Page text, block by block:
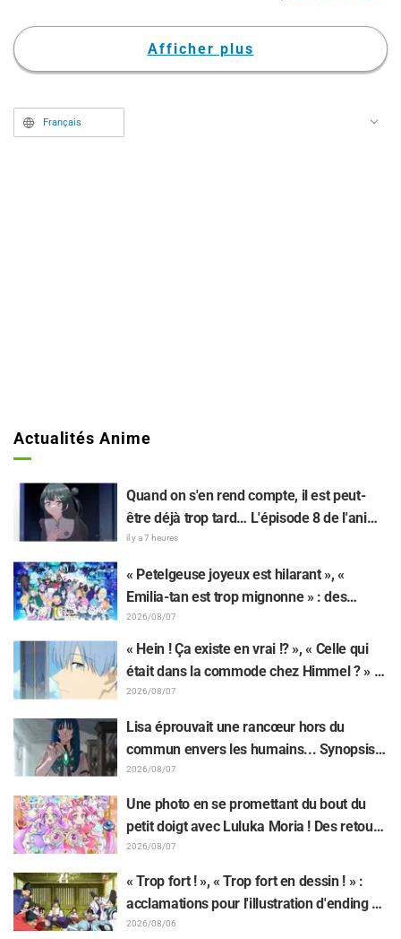
jugé « beaucoup trop Yushiro ».
Afficher plus
Français
Actualités Anime
Quand on s'en rend compte, il est peut-
être déjà trop tard… L'épisode 8 de l'anime
« BanG Dream! Yume∞Mita » dévoile son
il y a 7 heures
« Petelgeuse joyeux est hilarant », «
Emilia-tan est trop mignonne » : des
réactions enthousiastes après la
révélation du visuel de l'événement des 10
ans de l'anime « Re:Zero - Starting Life in
Another World »
2026/08/07
« Hein ! Ça existe en vrai !? », « Celle qui
était dans la commode chez Himmel ? » :
l’exposition de la « corne du Dragon Noir »
apparue dans l’épisode 1 de « Frieren »
laisse les fans stupéfaits
2026/08/07
Lisa éprouvait une rancœur hors du
commun envers les humains... Synopsis
et premières images de l'épisode 6 de
2026/08/07
Une photo en se promettant du bout du
petit doigt avec Luluka Moria ! Des retours
sur le compte rendu de la comédienne de
doublage Nao Tōyama après avoir assisté
au Dream Stage de « Star Detective
Precure! » : « C’est le W Arcana »
2026/08/07
« Trop fort ! », « Trop fort en dessin ! » :
acclamations pour l'illustration d'ending du
13e épisode dessinée par Asaki Yuikawa,
2026/08/06